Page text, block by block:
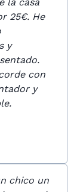
la casa
25€. He
y
con
y
chico un